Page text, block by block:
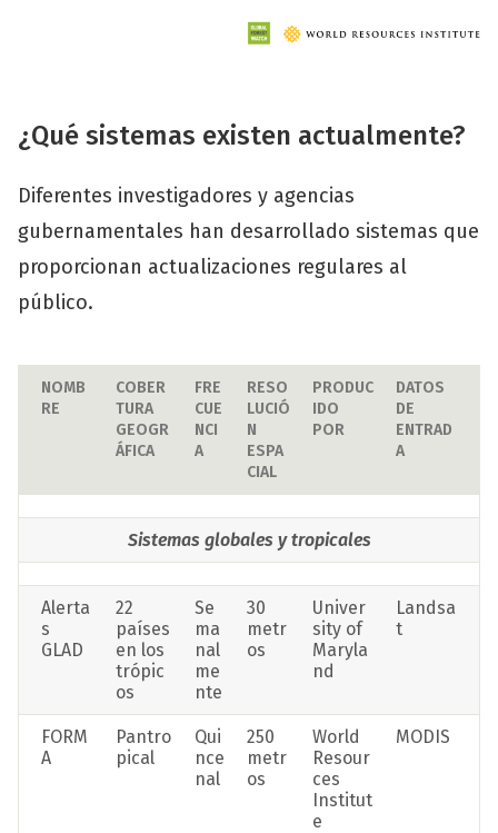
¿Qué sistemas existen actualmente?
Diferentes investigadores y agencias
gubernamentales han desarrollado sistemas que
proporcionan actualizaciones regulares al
público.
NOMB
RE
COBER
TURA
GEOGR
ÁFICA
FRE
CUE
NCI
A
RESO
LUCIÓ
N
ESPA
CIAL
PRODUC
IDO
POR
DATOS
DE
ENTRAD
A
Sistemas globales y tropicales
Alerta
s
GLAD
22
países
en los
trópic
os
Se
ma
nal
me
nte
30
metr
os
Univer
sity of
Maryla
nd
Landsa
t
FORM
A
Pantro
pical
Qui
nce
nal
250
metr
os
World
Resour
ces
Institut
e
MODIS